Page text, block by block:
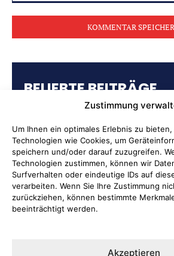
Zustimmung
Um Ihnen ein optimales Erlebnis zu
Technologien wie Cookies, um
speichern und/oder darauf zuzugreifen.
Technologien zustimmen, können wir
Surfverhalten oder eindeutige IDs auf
verarbeiten. Wenn Sie Ihre Zustimmung
zurückziehen, können bestimmte
beeinträchtigt werden.
Akzeptieren
BELIEBTE BEITRÄGE
Kulturring Attendorn
Kultursaison 2026/2027
„Oli radelt“… am 10.
Attendorn
Kulturbüro Attendorn:
„Bandförderung“
Ernten ausdrücklich